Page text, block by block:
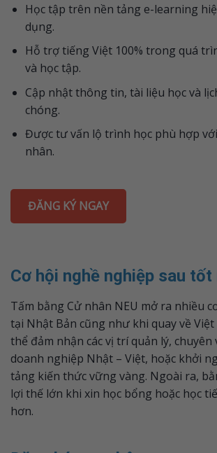
Học tập trên nền tảng e-learning
dụng.
Hỗ trợ tiếng Việt 100% trong quá
và học tập.
Cập nhật thông tin, tài liệu học và
chóng.
Được tư vấn lộ trình học phù hợp
nhân.
ĐĂNG KÝ NGAY
Cơ hội nghề nghiệp sau tốt
Tấm bằng Cử nhân NEU mở ra nhiều
tại Nhật Bản cũng như khi quay về Việt
thể đảm nhận các vị trí quản lý, chuyên
doanh nghiệp Nhật – Việt, hoặc khởi
tảng kiến thức vững vàng. Ngoài ra,
lợi thế lớn khi xin học bổng hoặc học
hơn.